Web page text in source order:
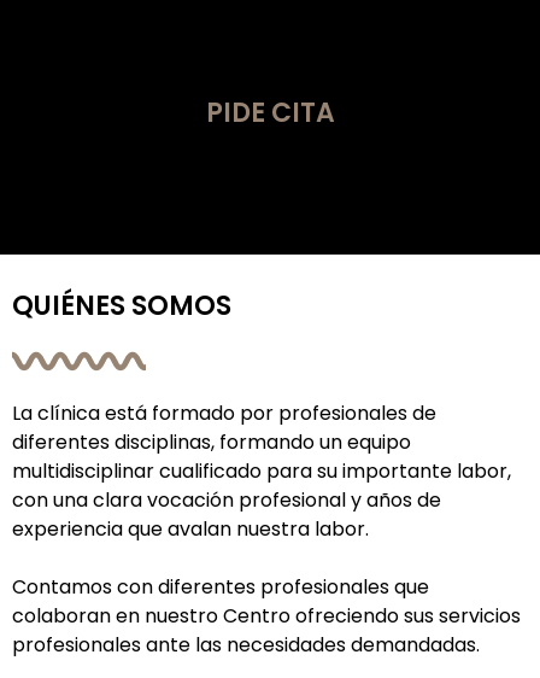
PIDE CITA
QUIÉNES SOMOS
La clínica está formado por profesionales de
diferentes disciplinas, formando un equipo
multidisciplinar cualificado para su importante labor,
con una clara vocación profesional y años de
experiencia que avalan nuestra labor.
Contamos con diferentes profesionales que
colaboran en nuestro Centro ofreciendo sus servicios
profesionales ante las necesidades demandadas.